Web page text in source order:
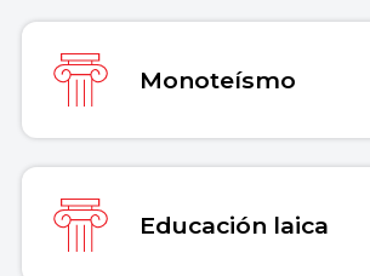
Monoteísmo
Educación laica